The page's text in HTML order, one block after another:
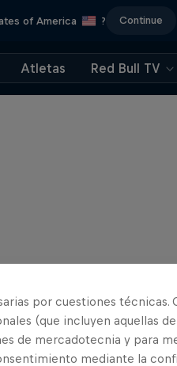
of America ? Continue
Atletas Red Bull TV
por cuestiones técnicas.
(que incluyen aquellas de
de mercadotecnia y para
mediante la